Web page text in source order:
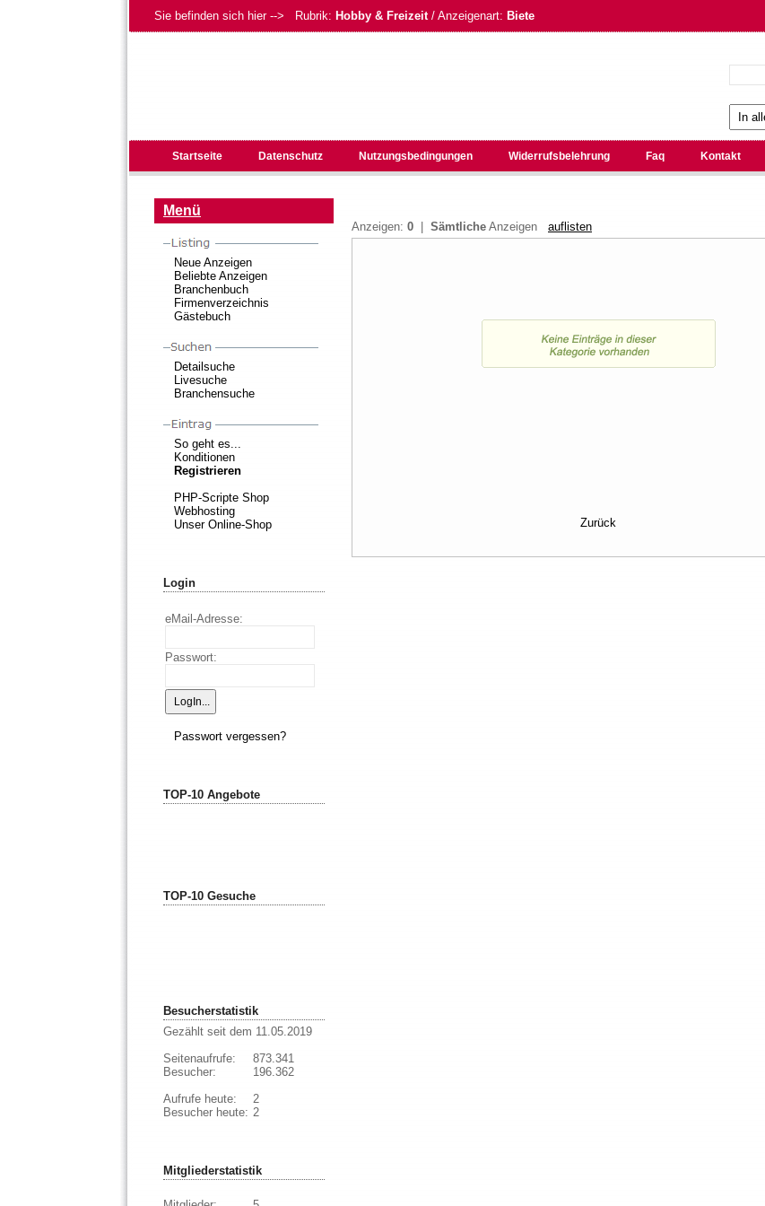
Sie befinden sich hier --> Rubrik: Hobby & Freizeit/ Anzeigenart: Biete
Startseite Datenschutz Nutzungsbedingungen Widerrufsbelehrung Faq Kontakt
Menü
Neue Anzeigen
Beliebte Anzeigen
Branchenbuch
Firmenverzeichnis
Gästebuch
Detailsuche
Livesuche
Branchensuche
So geht es...
Konditionen
Registrieren
PHP-Scripte Shop
Webhosting
Unser Online-Shop
Login
eMail-Adresse:
Passwort:
Passwort vergessen?
TOP-10 Angebote
TOP-10 Gesuche
Besucherstatistik
Gezählt seit dem 11.05.2019
Seitenaufrufe:
Besucher:
Aufrufe heute:
Besucher heute:
873.341
196.362
2
2
Mitgliederstatistik
Anzeigen: 0 Sämtliche Anzeigen auflisten
Zurück